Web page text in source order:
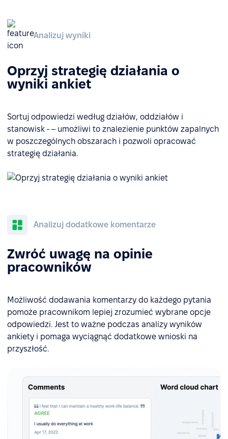
Analizuj wyniki
Oprzyj strategię działania o
wyniki ankiet
Sortuj odpowiedzi według działów, oddziałów i
stanowisk - – umożliwi to znalezienie punktów zapalnych
w poszczególnych obszarach i pozwoli opracować
strategię działania.
Analizuj dodatkowe komentarze
Zwróć uwagę na opinie
pracowników
Możliwość dodawania komentarzy do każdego pytania
pomoże pracownikom lepiej zrozumieć wybrane opcje
odpowiedzi. Jest to ważne podczas analizy wyników
ankiety i pomaga wyciągnąć dodatkowe wnioski na
przyszłość.